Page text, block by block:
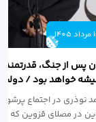
پس از جنگ،
خواهد بود / دولت
اقتصادی،...
نوذری در اجتماع
در مصلای قزوین که